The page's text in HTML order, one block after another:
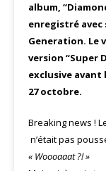
album,
enregistré avec
Generation. Le
version “Super
exclusive
27 octobre.
Breaking news !
n’était pas
« Woooaaat ?! »